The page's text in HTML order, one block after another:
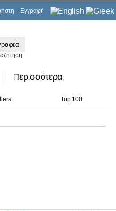
Εγγραφή
Περισσότερα
Top 100